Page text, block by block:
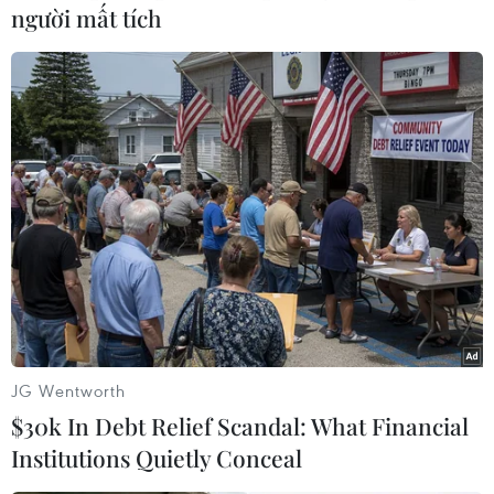
thiên tai của các cấp cơ sở và cộng đồng, thúc
đẩy sự tham giacủa tất cả các bên liên quan, xây
dựng năng lực nguồn nhân lực, thành lập
cácquỹ, gắn kết năng lực quốc gia và địa
phương, liên kết giảm thiểu rủi ro thiêntai và
thích ứng một cách chủ động với biến đổi khí
hậu./.
(TTXVN)
người mất tích
JG Wentworth
$30k In Debt Relief Scandal: What Financial
Institutions Quietly Conceal